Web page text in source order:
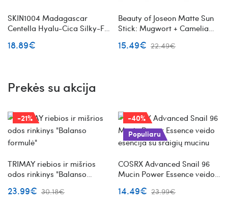
SKIN1004 Madagascar
Centella Hyalu-Cica Silky-Fit
pieštukas nuo saulės
18.89€
Beauty of Joseon Matte Sun
Stick: Mugwort + Camelia
saulės
15.49€ 22.49€
Prekės su akcija
-21%
TRIMAY riebios ir mišrios
odos rinkinys "Balanso
23.99€ 30.18€
-40%
Populiaru
COSRX Advanced Snail 96
Mucin Power Essence veido
14.49€ 23.99€